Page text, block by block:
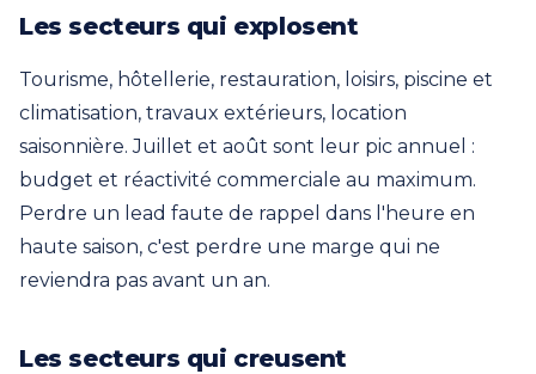
Les secteurs qui explosent
Tourisme, hôtellerie, restauration, loisirs, piscine et
climatisation, travaux extérieurs, location
saisonnière. Juillet et août sont leur pic annuel :
budget et réactivité commerciale au maximum.
Perdre un lead faute de rappel dans l'heure en
haute saison, c'est perdre une marge qui ne
reviendra pas avant un an.
Les secteurs qui creusent